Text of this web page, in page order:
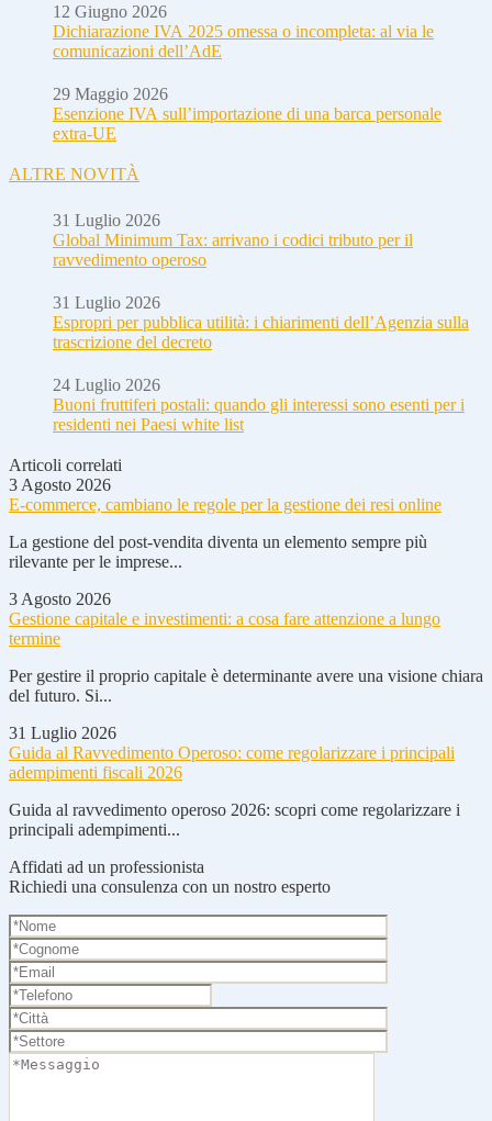
12 Giugno 2026
Dichiarazione IVA 2025 omessa o incompleta: al via le
comunicazioni dell’AdE
29 Maggio 2026
Esenzione IVA sull’importazione di una barca personale
extra-UE
ALTRE NOVITÀ
31 Luglio 2026
Global Minimum Tax: arrivano i codici tributo per il
ravvedimento operoso
31 Luglio 2026
Espropri per pubblica utilità: i chiarimenti dell’Agenzia sulla
trascrizione del decreto
24 Luglio 2026
Buoni fruttiferi postali: quando gli interessi sono esenti per i
residenti nei Paesi white list
Articoli correlati
3 Agosto 2026
E-commerce, cambiano le regole per la gestione dei resi online
La gestione del post-vendita diventa un elemento sempre più
rilevante per le imprese...
3 Agosto 2026
Gestione capitale e investimenti: a cosa fare attenzione a lungo
termine
Per gestire il proprio capitale è determinante avere una visione chiara
del futuro. Si...
31 Luglio 2026
Guida al Ravvedimento Operoso: come regolarizzare i principali
adempimenti fiscali 2026
Guida al ravvedimento operoso 2026: scopri come regolarizzare i
principali adempimenti...
Affidati ad un professionista
Richiedi una consulenza con un nostro esperto